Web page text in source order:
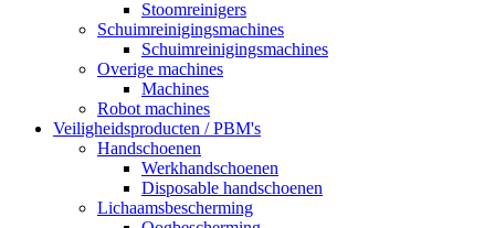
Stoomreinigers
Schuimreinigingsmachines
Schuimreinigingsmachines
Overige machines
Machines
Robot machines
Veiligheidsproducten / PBM's
Handschoenen
Werkhandschoenen
Disposable handschoenen
Lichaamsbescherming